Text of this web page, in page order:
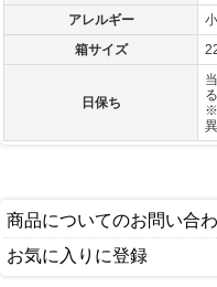
アレルギー
箱サイズ
日保ち
※
商品についてのお問い合
お気に入りに登録